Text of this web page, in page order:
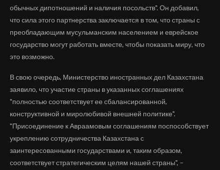
обычных дипотношений и наличия посольств". Он добавил,
что сила этого партнерства заключается в том, что страны с
преобладающим мусульманским населением и еврейское
государство могут работать вместе, чтобы показать миру, что
это возможно.
В свою очередь, Министерство иностранных дел Казахстана
заявило, что участие страны в указанных соглашениях
"полностью соответствует ее сбалансированной,
конструктивной и миролюбивой внешней политике".
"Присоединение к Авраамовым соглашениям поспособствует
укреплению сотрудничества Казахстана с
заинтересованными государствами и, таким образом,
соответствует стратегическим целям нашей страны", –